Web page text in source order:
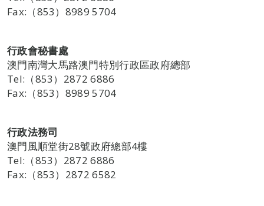
Fax:（853）8989 5704
行政會秘書處
澳門南灣大馬路澳門特別行政區政府總部
Tel:（853）2872 6886
Fax:（853）8989 5704
行政法務司
澳門風順堂街28號政府總部4樓
Tel:（853）2872 6886
Fax:（853）2872 6582